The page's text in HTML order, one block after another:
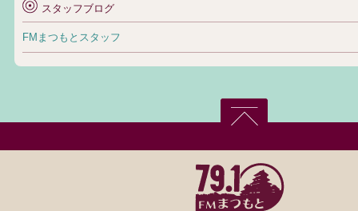
スタッフブログ
FMまつもとスタッフ